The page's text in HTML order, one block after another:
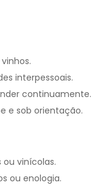
interpessoais.
continuamente.
e sob orientação.
vinícolas.
ou enologia.